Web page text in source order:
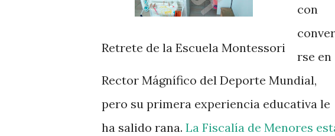
Retrete de la Escuela Montessori
con
rse en
Rector Mágnífico del Deporte Mundial,
pero su primera experiencia educativa le
ha salido rana. La Fiscalía de Menores